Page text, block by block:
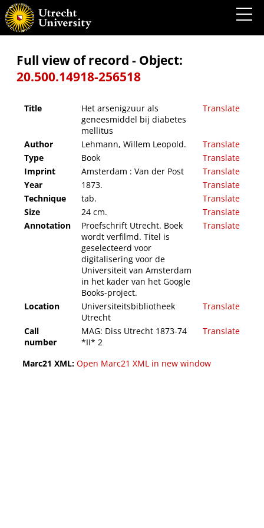
Het arsenigzuur als geneesmiddel bij diabetes mellitus
Full view of record - Object:
20.500.14918-256518
Title
Het arsenigzuur als
geneesmiddel bij diabetes
mellitus
Translate
Author Lehmann, Willem Leopold.
Translate
Type
Book
Translate
Imprint
Amsterdam : Van der Post
Translate
Year
1873.
Translate
Technique
tab.
Translate
Size
24 cm.
Translate
Annotation
Proefschrift Utrecht. Boek
wordt verfilmd. Titel is
geselecteerd voor
digitalisering voor de
Universiteit van Amsterdam
in het kader van het Google
Books-project.
Translate
Location
Universiteitsbibliotheek
Utrecht
Translate
Call
number
MAG: Diss Utrecht 1873-74
*II* 2
Translate
Marc21 XML: Open Marc21 XML in new window